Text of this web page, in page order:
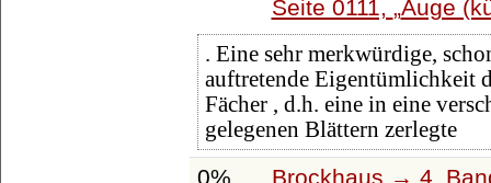
Seite 0111,
Auge
. Eine sehr merkwürdige,
auftretende Eigentümlichkeit
Fächer , d.h. eine in eine
gelegenen Blättern zerlegte
0%
Brockhaus → 4.